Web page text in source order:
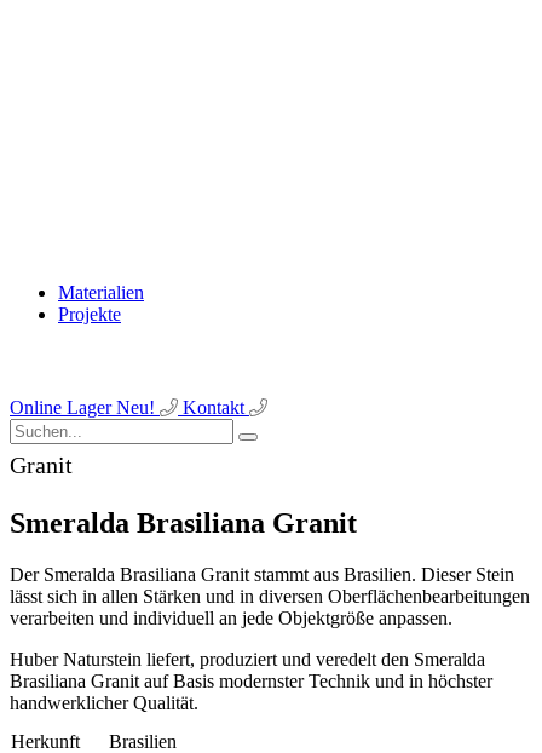
Materialien
Projekte
Online LagerNeu! Kontakt
Granit
Smeralda Brasiliana Granit
Der Smeralda Brasiliana Granit stammt aus Brasilien. Dieser Stein
lässt sich in allen Stärken und in diversen Oberflächenbearbeitungen
verarbeiten und individuell an jede Objektgröße anpassen.
Huber Naturstein liefert, produziert und veredelt den Smeralda
Brasiliana Granit auf Basis modernster Technik und in höchster
handwerklicher Qualität.
Herkunft
Brasilien